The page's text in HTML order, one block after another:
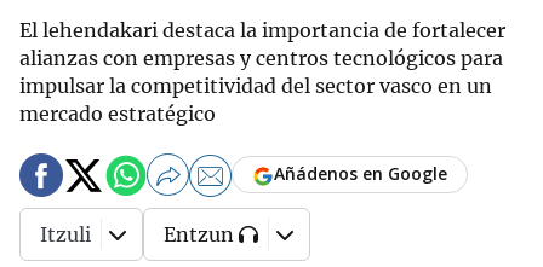
El lehendakari destaca la importancia de fortalecer
alianzas con empresas y centros tecnológicos para
impulsar la competitividad del sector vasco en un
mercado estratégico
Añádenos en Google
Itzuli Entzun